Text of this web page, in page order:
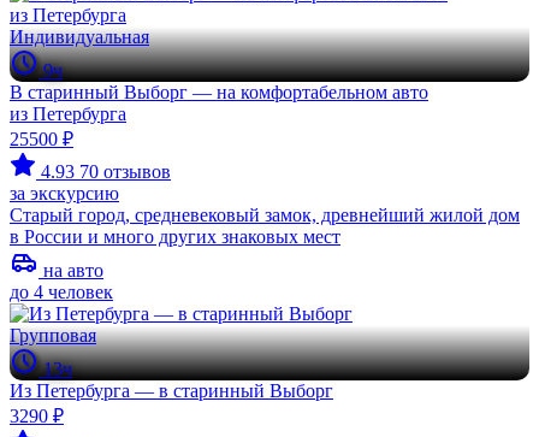
Индивидуальная
9ч
В старинный Выборг — на комфортабельном авто
из Петербурга
25500 ₽
4.93 70 отзывов
за экскурсию
Старый город, средневековый замок, древнейший жилой дом
в России и много других знаковых мест
на авто
до 4 человек
Групповая
13ч
Из Петербурга — в старинный Выборг
3290 ₽